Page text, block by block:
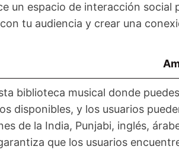
un espacio de interacción social
tu audiencia y crear una
biblioteca musical donde
disponibles, y los usuarios
de la India, Punjabi, inglés,
que los usuarios